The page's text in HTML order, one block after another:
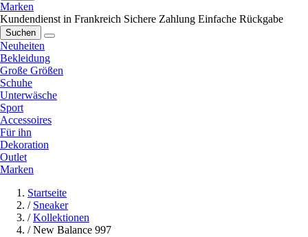
Marken
Kundendienst in Frankreich Sichere Zahlung Einfache Rückgabe
Suchen
Neuheiten
Bekleidung
Große Größen
Schuhe
Unterwäsche
Sport
Accessoires
Für ihn
Dekoration
Outlet
Marken
Startseite
/ Sneaker
/ Kollektionen
/ New Balance 997